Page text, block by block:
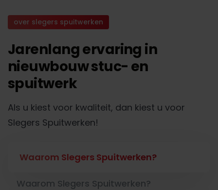
over slegers spuitwerken
Jarenlang ervaring in
nieuwbouw stuc- en
spuitwerk
Als u kiest voor kwaliteit, dan kiest u voor
Slegers Spuitwerken!
Waarom Slegers Spuitwerken?
Waarom Slegers Spuitwerken?